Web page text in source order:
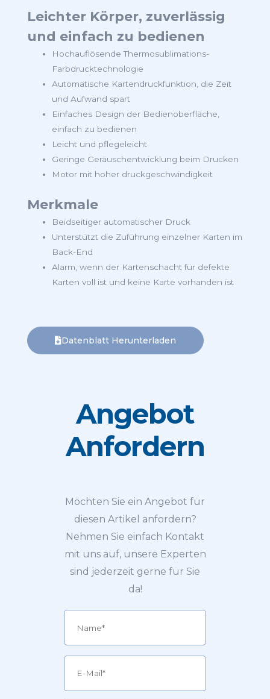
Leichter Körper, zuverlässig
und einfach zu bedienen
Hochauflösende Thermosublimations-
Farbdrucktechnologie
Automatische Kartendruckfunktion, die Zeit
und Aufwand spart
Einfaches Design der Bedienoberfläche,
einfach zu bedienen
Leicht und pflegeleicht
Geringe Geräuschentwicklung beim Drucken
Motor mit hoher druckgeschwindigkeit
Merkmale
Beidseitiger automatischer Druck
Unterstützt die Zuführung einzelner Karten im
Back-End
Alarm, wenn der Kartenschacht für defekte
Karten voll ist und keine Karte vorhanden ist
Datenblatt Herunterladen
Angebot
Anfordern
Möchten Sie ein Angebot für
diesen Artikel anfordern?
Nehmen Sie einfach Kontakt
mit uns auf, unsere Experten
sind jederzeit gerne für Sie
da!